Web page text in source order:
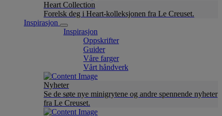
Heart Collection
Forelsk deg i Heart-kolleksjonen fra Le Creuset.
Inspirasjon
Inspirasjon
Oppskrifter
Guider
Våre farger
Vårt håndverk
Nyheter
Se de søte nye minigrytene og andre spennende nyheter
fra Le Creuset.